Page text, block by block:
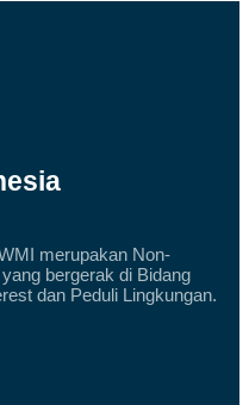
merupakan Non-
bergerak di Bidang
dan Peduli Lingkungan.